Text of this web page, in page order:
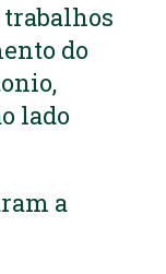
trabalhos
do
lado
a